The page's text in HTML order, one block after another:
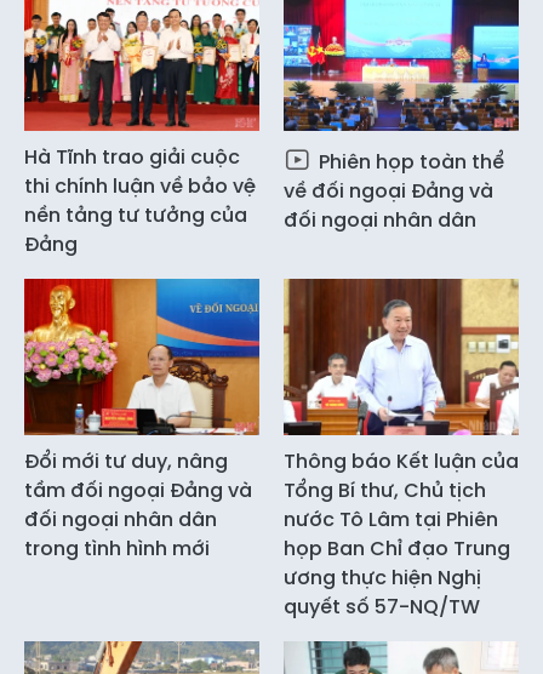
Hà Tĩnh trao giải cuộc
thi chính luận về bảo vệ
nền tảng tư tưởng của
Đảng
Phiên họp toàn thể
về đối ngoại Đảng và
đối ngoại nhân dân
Đổi mới tư duy, nâng
tầm đối ngoại Đảng và
đối ngoại nhân dân
trong tình hình mới
Thông báo Kết luận của
Tổng Bí thư, Chủ tịch
nước Tô Lâm tại Phiên
họp Ban Chỉ đạo Trung
ương thực hiện Nghị
quyết số 57-NQ/TW